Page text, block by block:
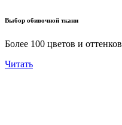
Выбор обивочной ткани
Более 100 цветов и оттенков
Читать